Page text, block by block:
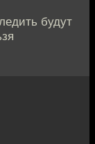
будут